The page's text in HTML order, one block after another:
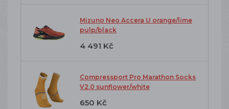
Mizuno Neo Accera U orange/lime
pulp/black
4 491 Kč
Compressport Pro Marathon Socks
V2.0 sunflower/white
650 Kč